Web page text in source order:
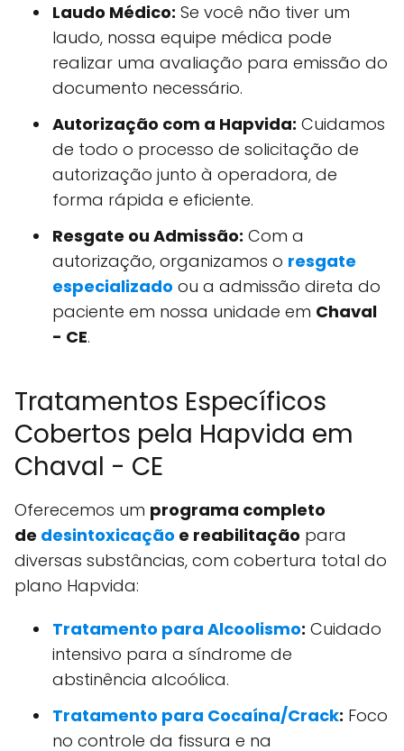
Laudo Médico: Se você não tiver um
laudo, nossa equipe médica pode
realizar uma avaliação para emissão do
documento necessário.
Autorização com a Hapvida: Cuidamos
de todo o processo de solicitação de
autorização junto à operadora, de
forma rápida e eficiente.
Resgate ou Admissão: Com a
autorização, organizamos o resgate
especializado ou a admissão direta do
paciente em nossa unidade em Chaval
- CE.
Tratamentos Específicos
Cobertos pela Hapvida em
Chaval - CE
Oferecemos um programa completo
de desintoxicação e reabilitação para
diversas substâncias, com cobertura total do
plano Hapvida:
Tratamento para Alcoolismo: Cuidado
intensivo para a síndrome de
abstinência alcoólica.
Tratamento para Cocaína/Crack: Foco
no controle da fissura e na